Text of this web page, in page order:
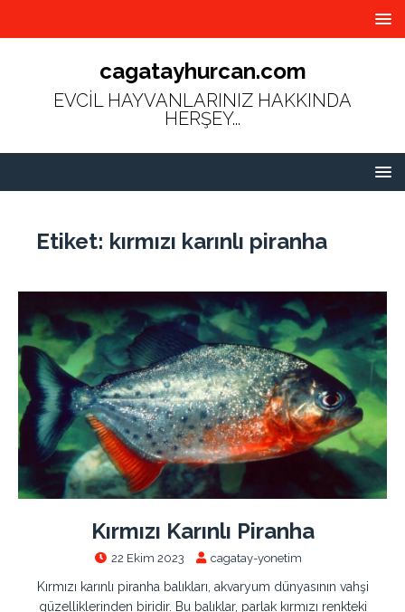
cagatayhurcan.com
EVCİL HAYVANLARINIZ HAKKINDA
HERŞEY...
Etiket: kırmızı karınlı piranha
Kırmızı Karınlı Piranha
22 Ekim 2023 cagatay-yonetim
Kırmızı karınlı piranha balıkları, akvaryum dünyasının vahşi
güzelliklerinden biridir. Bu balıklar, parlak kırmızı renkteki